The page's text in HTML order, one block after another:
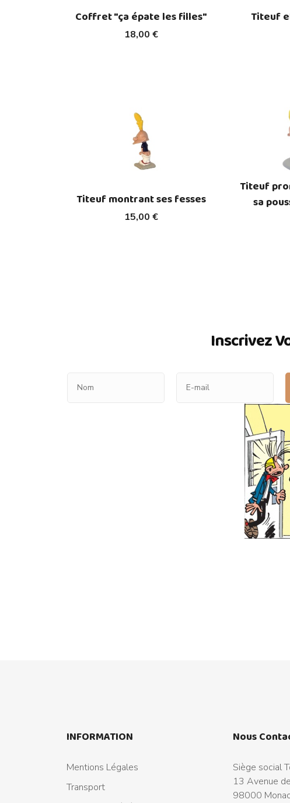
18,00 €
Coffret "ça épate les filles" Titeuf
15,00 €
Titeuf montrant ses fesses
Titeuf
sa
Inscrivez
INFORMATION
Mentions Légales
Transport
Nous
Siège social
13 Avenue
98000